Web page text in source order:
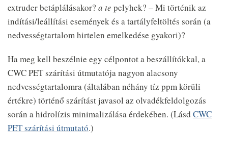
extruder betáplálásakor? a te pelyhek? – Mi történik az
indítási/leállítási események és a tartályfeltöltés során (a
nedvességtartalom hirtelen emelkedése gyakori)?
Ha meg kell beszélnie egy célpontot a beszállítókkal, a
CWC PET szárítási útmutatója nagyon alacsony
nedvességtartalomra (általában néhány tíz ppm körüli
értékre) történő szárítást javasol az olvadékfeldolgozás
során a hidrolízis minimalizálása érdekében. (Lásd CWC
PET szárítási útmutató.)